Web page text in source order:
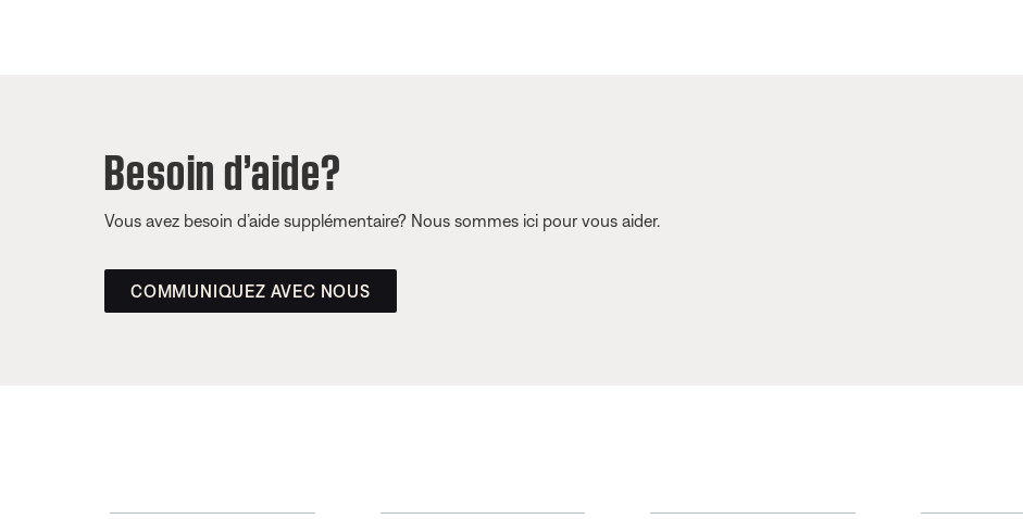
Besoin d’aide?
Vous avez besoin d’aide supplémentaire? Nous sommes ici pour vous aider.
COMMUNIQUEZ AVEC NOUS